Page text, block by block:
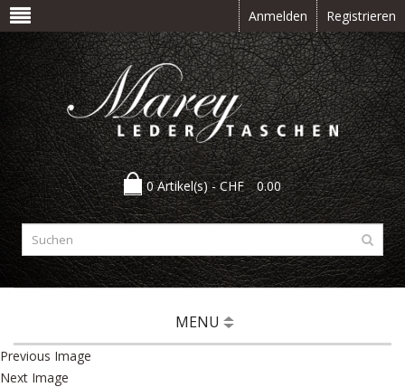
Anmelden Registrieren
0 Artikel(s) -CHF 0.00
MENU
Previous Image
Next Image